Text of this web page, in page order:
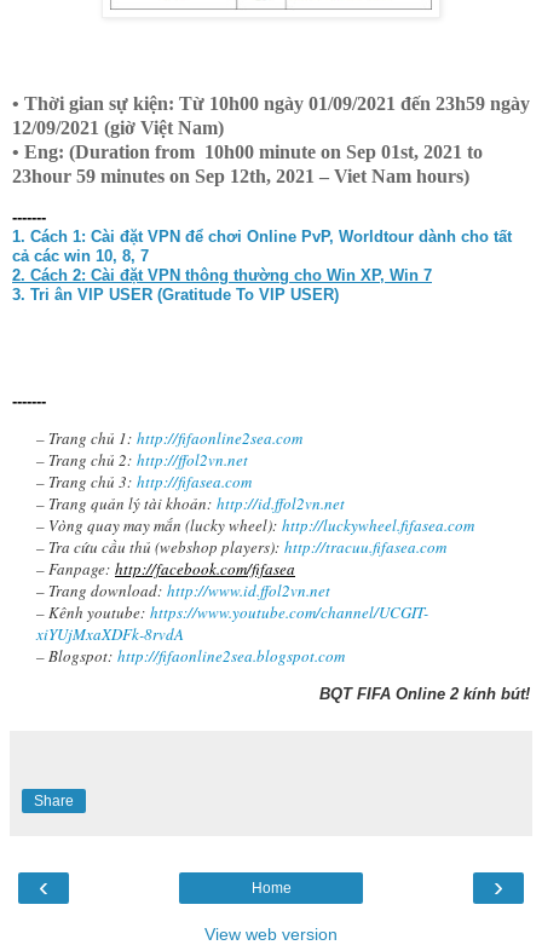
• Thời gian sự kiện: Từ 10h00 ngày 01/09/2021 đến 23h59 ngày
12/09/2021 (giờ Việt Nam)
• Eng: (Duration from 10h00 minute on Sep 01st, 2021 to
23hour 59 minutes on Sep 12th, 2021 – Viet Nam hours)
-------
1. Cách 1: Cài đặt VPN để chơi Online PvP, Worldtour dành cho tất
cả các win 10, 8, 7
2. Cách 2: Cài đặt VPN thông thường cho Win XP, Win 7
3. Tri ân VIP USER (Gratitude To VIP USER)
-------
– Trang chủ 1: http://fifaonline2sea.com
– Trang chủ 2: http://ffol2vn.net
– Trang chủ 3: http://fifasea.com
– Trang quản lý tài khoản: http://id.ffol2vn.net
– Vòng quay may mắn (lucky wheel): http://luckywheel.fifasea.com
– Tra cứu cầu thủ (webshop players): http://tracuu.fifasea.com
– Fanpage: http://facebook.com/fifasea
– Trang download: http://www.id.ffol2vn.net
– Kênh youtube: https://www.youtube.com/channel/UCGIT-
xiYUjMxaXDFk-8rvdA
– Blogspot: http://fifaonline2sea.blogspot.com
BQT FIFA Online 2 kính bút!
Share
‹ ›
Home
View web version